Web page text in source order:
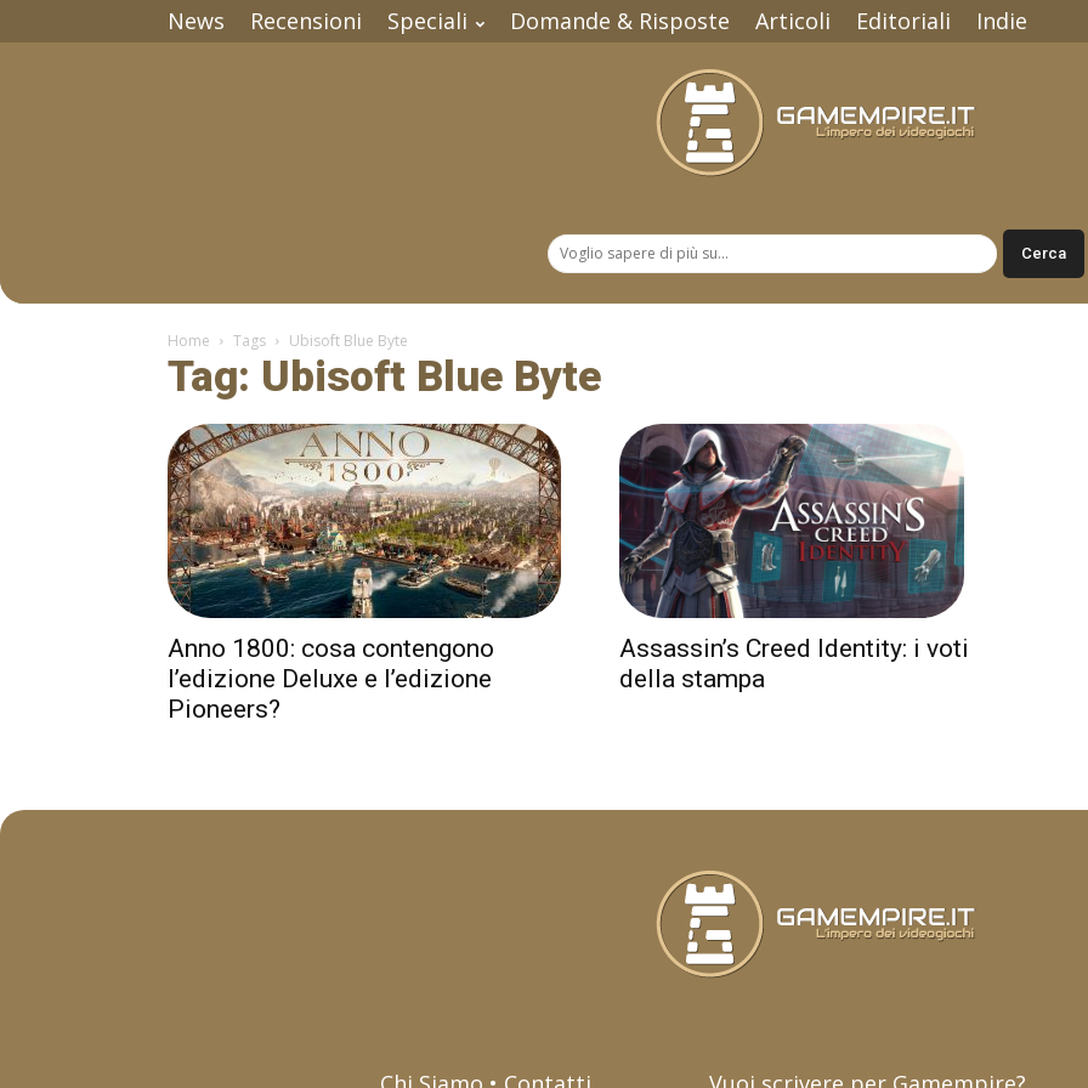
News Recensioni Speciali Domande & Risposte Articoli Editoriali Indie
Home Tags Ubisoft Blue Byte
Tag: Ubisoft Blue Byte
Anno 1800: cosa contengono
l’edizione Deluxe e l’edizione
Pioneers?
Assassin’s Creed Identity: i voti
della stampa